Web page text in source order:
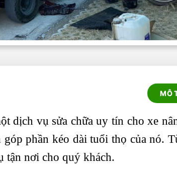
MÔ
dịch vụ sửa chữa uy tín cho xe
góp phần kéo dài tuổi thọ của nó.
tận nơi cho quý khách.